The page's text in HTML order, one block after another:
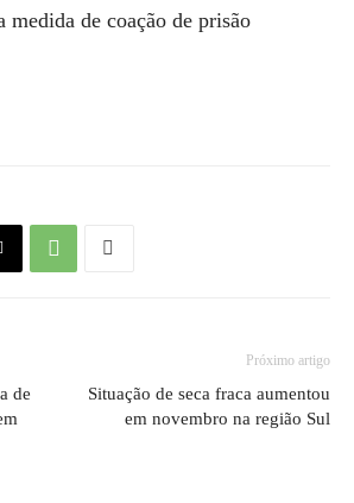
medida de coação de prisão
de
Próximo artigo
Situação de seca fraca aumentou
em novembro na região Sul